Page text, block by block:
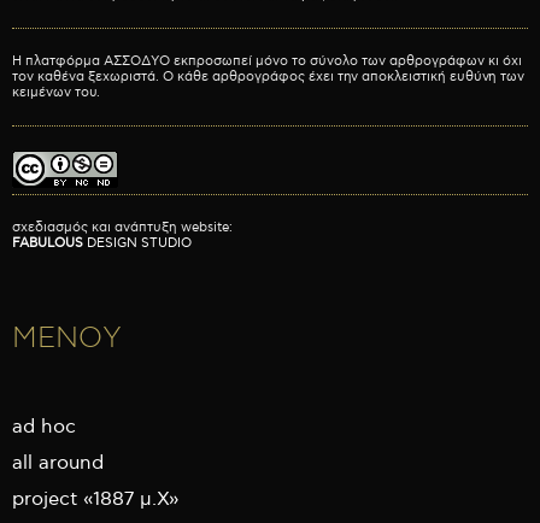
Η πλατφόρμα ΑΣΣΟΔΥΟ εκπροσωπεί μόνο το σύνολο των αρθρογράφων κι όχι
τον καθένα ξεχωριστά. Ο κάθε αρθρογράφος έχει την αποκλειστική ευθύνη των
κειμένων του.
σχεδιασμός και ανάπτυξη website:
FABULOUS DESIGN STUDIO
ΜΕΝΟΥ
ad hoc
all around
project «1887 μ.Χ»